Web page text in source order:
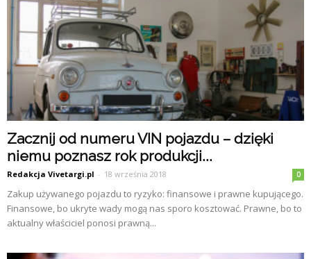
Zacznij od numeru VIN pojazdu – dzięki
niemu poznasz rok produkcji...
Redakcja Vivetargi.pl - 18 września 2018 0
Zakup używanego pojazdu to ryzyko: finansowe i prawne kupującego.
Finansowe, bo ukryte wady mogą nas sporo kosztować. Prawne, bo to
aktualny właściciel ponosi prawną...